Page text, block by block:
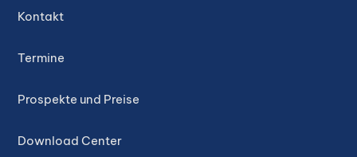
Kontakt
Termine
Prospekte und Preise
Download Center